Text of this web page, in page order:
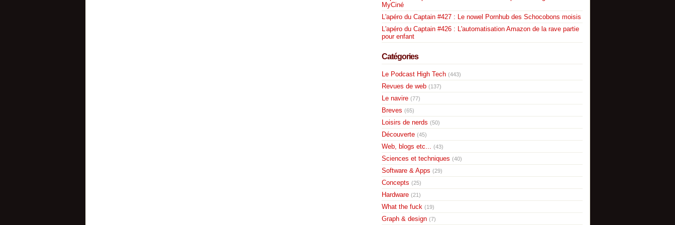
MyCiné
L'apéro du Captain #427 : Le nowel Pornhub des Schocobons moisis
L'apéro du Captain #426 : L'automatisation Amazon de la rave partie
pour enfant
Catégories
Le Podcast High Tech (443)
Revues de web (137)
Le navire (77)
Breves (65)
Loisirs de nerds (50)
Découverte (45)
Web, blogs etc... (43)
Sciences et techniques (40)
Software & Apps (29)
Concepts (25)
Hardware (21)
What the fuck (19)
Graph & design (7)